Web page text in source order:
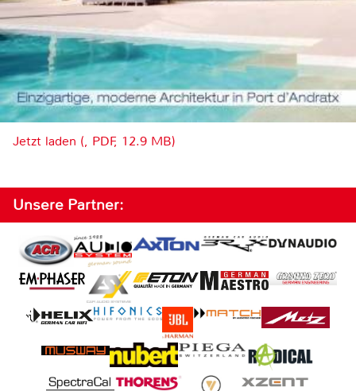
Jetzt laden (, PDF, 12.9 MB)
Unsere Partner: